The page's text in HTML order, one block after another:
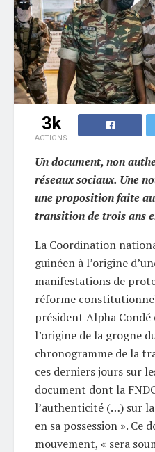
3k
ACTIONS
Un document, non
réseaux sociaux. Une
une proposition faite
transition de trois ans
La Coordination
guinéen à l’origine
manifestations de
réforme
président Alpha
l’origine de la grogne
chronogramme de la
ces derniers jours sur
document dont la
l’authenticité (…) sur
en sa possession ». Ce
mouvement, « sera